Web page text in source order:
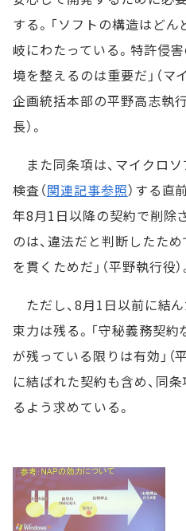
する。「ソフトの構造はど
岐にわたっている。特許侵
境を整えるのは重要だ」（マ
企画統括本部の平野高志執
長）。
また同条項は、マイクロ
検査（関連記事参照）する直
年8月1日以降の契約で削除
のは、違法だと判断したた
を貫くためだ」（平野執行役）
ただし、8月1日以前に結
束力は残る。「守秘義務契
が残っている限りは有効」（
に結ばれた契約も含め、同
るよう求めている。